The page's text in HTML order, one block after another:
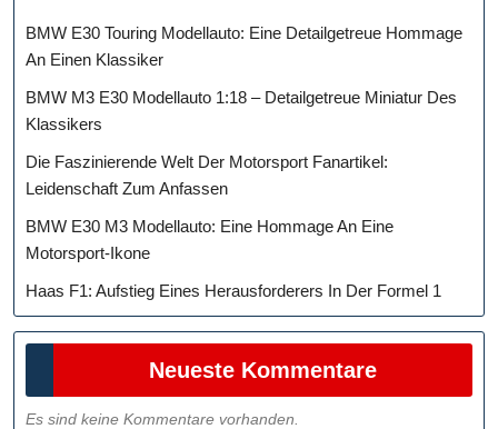
BMW E30 Touring Modellauto: Eine Detailgetreue Hommage
An Einen Klassiker
BMW M3 E30 Modellauto 1:18 – Detailgetreue Miniatur Des
Klassikers
Die Faszinierende Welt Der Motorsport Fanartikel:
Leidenschaft Zum Anfassen
BMW E30 M3 Modellauto: Eine Hommage An Eine
Motorsport-Ikone
Haas F1: Aufstieg Eines Herausforderers In Der Formel 1
Neueste Kommentare
Es sind keine Kommentare vorhanden.